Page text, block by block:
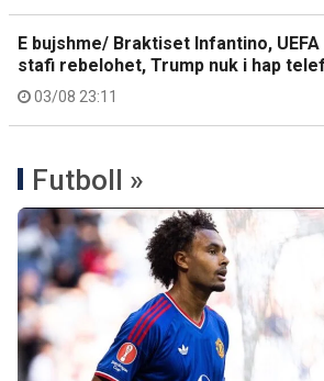
E bujshme/ Braktiset Infantino,
stafi rebelohet, Trump nuk i hap
03/08 23:11
Futboll »